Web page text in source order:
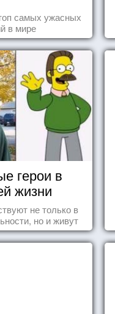
самых ужасных
в мире
герои в
жизни
не только в
но и живут
с вами.